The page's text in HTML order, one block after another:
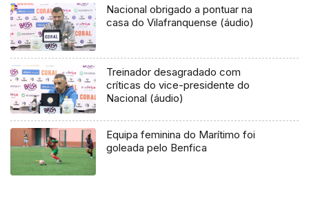
Nacional obrigado a pontuar na
casa do Vilafranquense (áudio)
Treinador desagradado com
críticas do vice-presidente do
Nacional (áudio)
Equipa feminina do Marítimo foi
goleada pelo Benfica